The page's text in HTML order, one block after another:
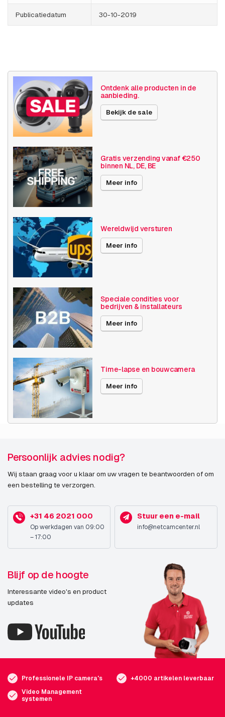
Publicatiedatum 30-10-2019
Ontdenk alle producten in de
aanbieding.
Bekijk de sale
Gratis verzending vanaf €250
binnen NL, DE, BE
Meer info
Wereldwijd versturen
Meer info
Speciale condities voor
bedrijven & installateurs
Meer info
Time-lapse en bouwcamera
Meer info
Persoonlijk advies nodig?
Wij staan graag voor u klaar om uw vragen te beantwoorden of om
een bestelling te verzorgen.
+31 46 2021 000
Op werkdagen van 09:00
– 17:00
Stuur een e-mail
info@netcamcenter.nl
Blijf op de hoogte
Interessante video's en product
updates
Professionele IP camera's
+4000 artikelen leverbaar
Video Management
systemen